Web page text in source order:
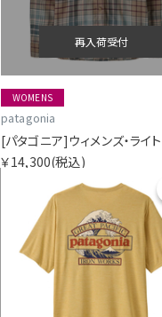
再入荷受付
WOMENS
patagonia
￥14,300(税込)